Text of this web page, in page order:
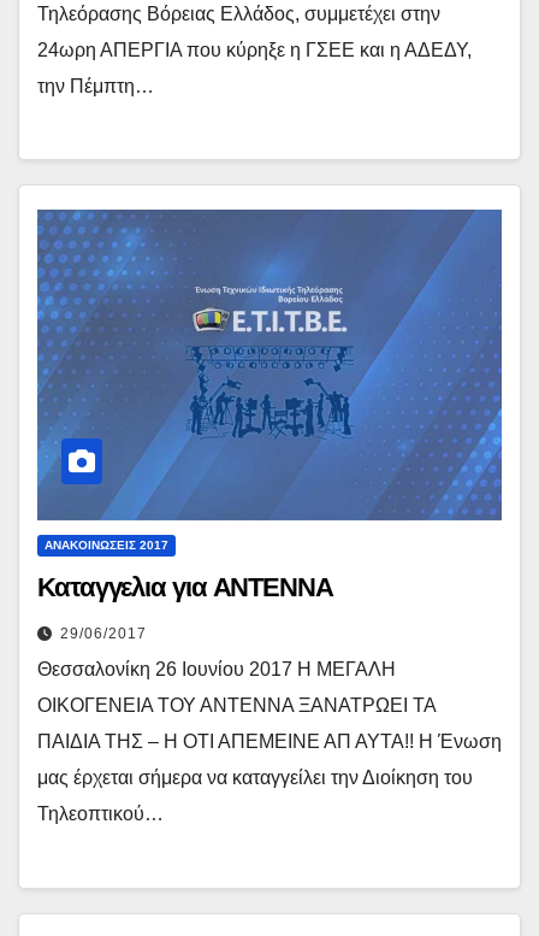
Τηλεόρασης Βόρειας Ελλάδος, συμμετέχει στην
24ωρη ΑΠΕΡΓΙΑ που κύρηξε η ΓΣΕΕ και η ΑΔΕΔΥ,
την Πέμπτη…
ΑΝΑΚΟΙΝΏΣΕΙΣ 2017
Καταγγελια για ΑΝΤΕΝΝΑ
29/06/2017
Θεσσαλονίκη 26 Ιουνίου 2017 Η ΜΕΓΑΛΗ
ΟΙΚΟΓΕΝΕΙΑ ΤΟΥ ΑΝΤΕΝΝΑ ΞΑΝΑΤΡΩΕΙ ΤΑ
ΠΑΙΔΙΑ ΤΗΣ – Η ΟΤΙ ΑΠΕΜΕΙΝΕ ΑΠ ΑΥΤΑ!! Η Ένωση
μας έρχεται σήμερα να καταγγείλει την Διοίκηση του
Τηλεοπτικού…